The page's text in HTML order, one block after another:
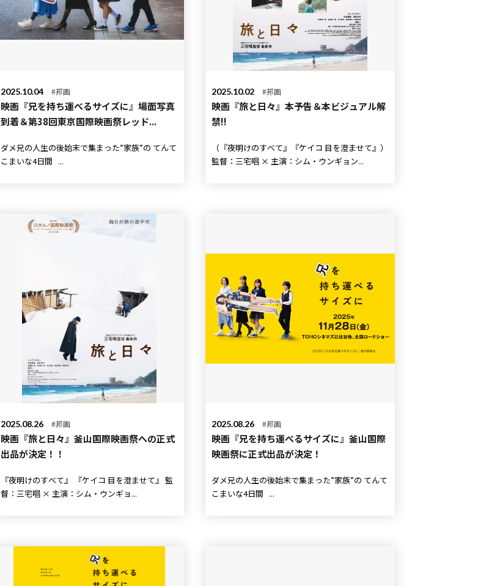
2025.10.04 #邦画
映画『兄を持ち運べるサイズに』場面写真
到着＆第38回東京国際映画祭レッド...
ダメ兄の人生の後始末で集まった”家族”の てんて
こまいな4日間 ...
2025.10.02 #邦画
映画『旅と日々』本予告＆本ビジュアル解
禁!!
（『夜明けのすべて』『ケイコ 目を澄ませて』）
監督：三宅唱 × 主演：シム・ウンギョン...
2025.08.26 #邦画
映画『旅と日々』釜山国際映画祭への正式
出品が決定！！
『夜明けのすべて』 『ケイコ 目を澄ませて』 監
督：三宅唱 × 主演：シム・ウンギョ...
2025.08.26 #邦画
映画『兄を持ち運べるサイズに』釜山国際
映画祭に正式出品が決定！
ダメ兄の人生の後始末で集まった”家族”の てんて
こまいな4日間 ...